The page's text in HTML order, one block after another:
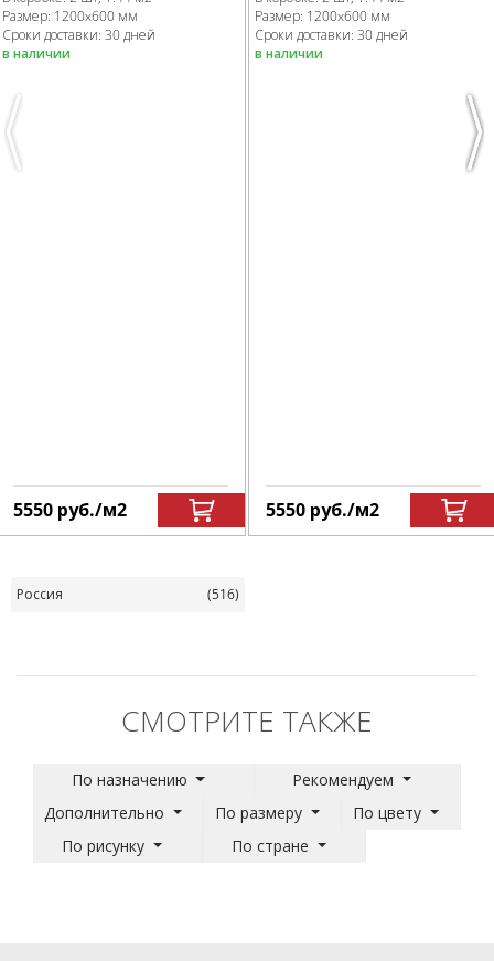
Previous
Размер: 1200x600 мм
Сроки доставки: 30 дней
в наличии
5550 руб./м2
Размер: 1200x600 мм
Сроки доставки: 30 дней
в наличии
5550 руб./м2
Россия (516)
СМОТРИТЕ ТАКЖЕ
По назначению
Рекомендуем
Дополнительно
По размеру
По цвету
По рисунку
По стране